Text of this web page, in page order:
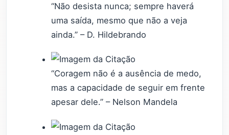
“Não desista nunca; sempre haverá
uma saída, mesmo que não a veja
ainda.” – D. Hildebrando
“Coragem não é a ausência de medo,
mas a capacidade de seguir em frente
apesar dele.” – Nelson Mandela